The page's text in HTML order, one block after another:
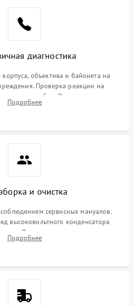
диагностика
объектива и байонета на
Проверка реакции на
кодов ошибок. Оценка состояния
работы автофокуса и вспышки.
Подробнее
и очистка
сервисных мануалов.
высоковольтного конденсатора
Очистка внутренних узлов от
влаги с помощью спецсредств.
Подробнее